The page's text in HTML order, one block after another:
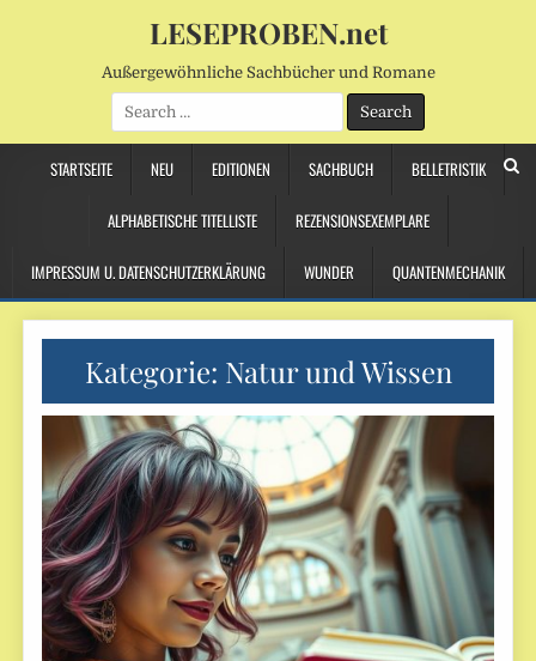
LESEPROBEN.net
Außergewöhnliche Sachbücher und Romane
Search
for:
STARTSEITE NEU EDITIONEN SACHBUCH BELLETRISTIK
ALPHABETISCHE TITELLISTE REZENSIONSEXEMPLARE
IMPRESSUM U. DATENSCHUTZERKLÄRUNG WUNDER QUANTENMECHANIK
Kategorie: Natur und Wissen